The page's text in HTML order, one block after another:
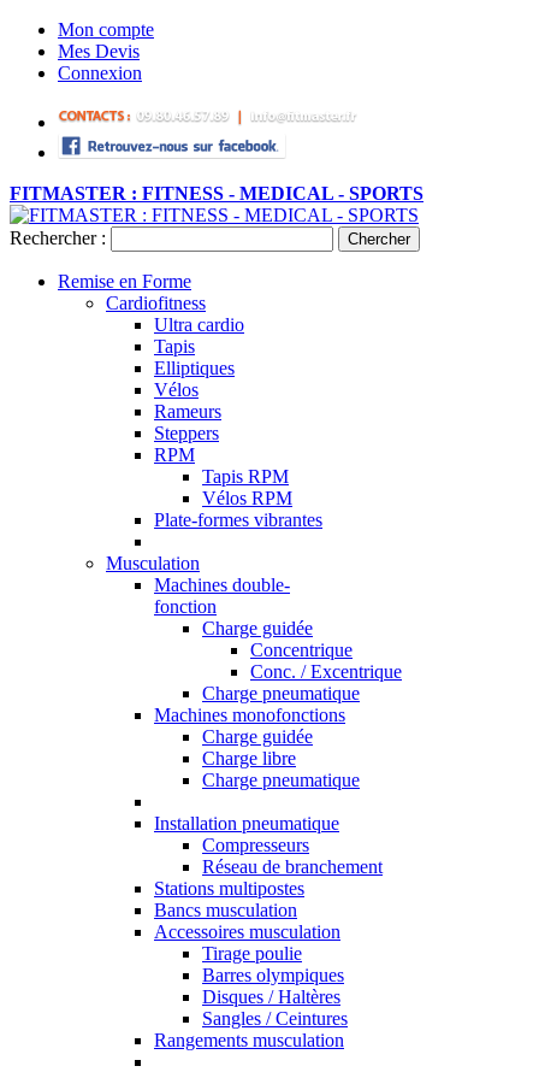
Mon compte
Mes Devis
Connexion
FITMASTER : FITNESS - MEDICAL - SPORTS
Rechercher : Chercher
Remise en Forme
Cardiofitness
Ultra cardio
Tapis
Elliptiques
Vélos
Rameurs
Steppers
RPM
Tapis RPM
Vélos RPM
Plate-formes vibrantes
Musculation
Machines double-
fonction
Charge guidée
Concentrique
Conc. / Excentrique
Charge pneumatique
Machines monofonctions
Charge guidée
Charge libre
Charge pneumatique
Installation pneumatique
Compresseurs
Réseau de branchement
Stations multipostes
Bancs musculation
Accessoires musculation
Tirage poulie
Barres olympiques
Disques / Haltères
Sangles / Ceintures
Rangements musculation